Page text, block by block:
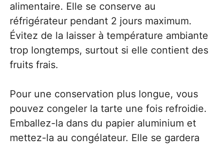
alimentaire. Elle se conserve au
réfrigérateur pendant 2 jours maximum.
Évitez de la laisser à température ambiante
trop longtemps, surtout si elle contient des
fruits frais.
Pour une conservation plus longue, vous
pouvez congeler la tarte une fois refroidie.
Emballez-la dans du papier aluminium et
mettez-la au congélateur. Elle se gardera